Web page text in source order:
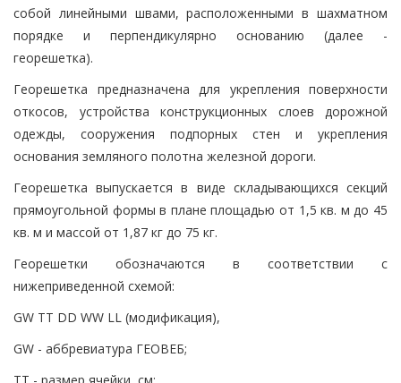
собой линейными швами, расположенными в шахматном
порядке и перпендикулярно основанию (далее -
георешетка).
Георешетка предназначена для укрепления поверхности
откосов, устройства конструкционных слоев дорожной
одежды, сооружения подпорных стен и укрепления
основания земляного полотна железной дороги.
Георешетка выпускается в виде складывающихся секций
прямоугольной формы в плане площадью от 1,5 кв. м до 45
кв. м и массой от 1,87 кг до 75 кг.
Георешетки обозначаются в соответствии с
нижеприведенной схемой:
GW TT DD WW LL (модификация),
GW - аббревиатура ГЕОВЕБ;